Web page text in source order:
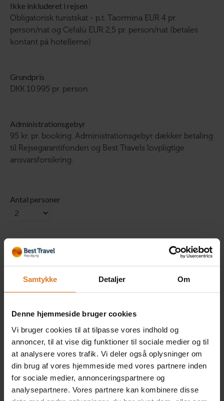
Samtykke Detaljer Om
Denne hjemmeside bruger cookies
Vi bruger cookies til at tilpasse vores indhold og
annoncer, til at vise dig funktioner til sociale medier og til
at analysere vores trafik. Vi deler også oplysninger om
din brug af vores hjemmeside med vores partnere inden
for sociale medier, annonceringspartnere og
analysepartnere. Vores partnere kan kombinere disse
Ikke inkluderet i rejsen
Obligatorisk turistskat - p.t. Taormina EUR 4 pr.
person/nat og Cefalù EUR 2,5 pr. person/nat (betales
kontant på hotellerne)
Grundpris
DKK 10.995 pr. person
Administrationsgebyr
95 kr. pr. booking. Administrationsgebyr dækker betaling
til Rejsegarantifonden og Best Travels lovpligtige
ansvarsforsikring.
Antal personer
Værelse
1 x Dobbeltværelse
Inkluderet i rejsens pris
Læs mere »
1 x Dobbeltværelse med
havudsigt (Kun på Hotel
Santa Lucia Le Sabbie
dOro)